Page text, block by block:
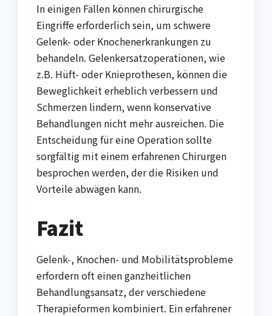
In einigen Fällen können chirurgische
Eingriffe erforderlich sein, um schwere
Gelenk- oder Knochenerkrankungen zu
behandeln. Gelenkersatzoperationen, wie
z.B. Hüft- oder Knieprothesen, können die
Beweglichkeit erheblich verbessern und
Schmerzen lindern, wenn konservative
Behandlungen nicht mehr ausreichen. Die
Entscheidung für eine Operation sollte
sorgfältig mit einem erfahrenen Chirurgen
besprochen werden, der die Risiken und
Vorteile abwägen kann.
Fazit
Gelenk-, Knochen- und Mobilitätsprobleme
erfordern oft einen ganzheitlichen
Behandlungsansatz, der verschiedene
Therapieformen kombiniert. Ein erfahrener